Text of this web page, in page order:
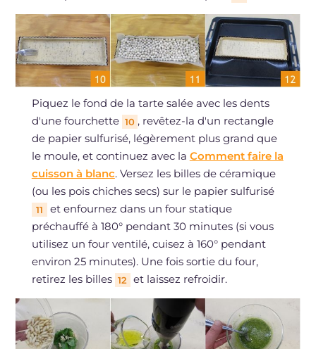
Piquez le fond de la tarte salée avec les dents
d'une fourchette 10 , revêtez-la d'un rectangle
de papier sulfurisé, légèrement plus grand que
le moule, et continuez avec la Comment faire la
cuisson à blanc. Versez les billes de céramique
(ou les pois chiches secs) sur le papier sulfurisé
11
et enfournez dans un four statique
préchauffé à 180° pendant 30 minutes (si vous
utilisez un four ventilé, cuisez à 160° pendant
environ 25 minutes). Une fois sortie du four,
retirez les billes 12 et laissez refroidir.